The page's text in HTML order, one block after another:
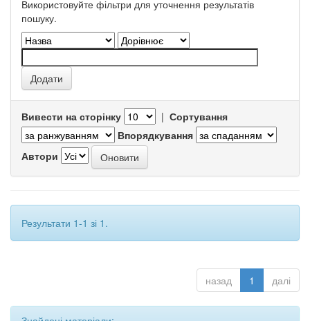
Використовуйте фільтри для уточнення результатів
пошуку.
Вивести на сторінку | Сортування
Впорядкування
Автори
Результати 1-1 зі 1.
назад 1 далі